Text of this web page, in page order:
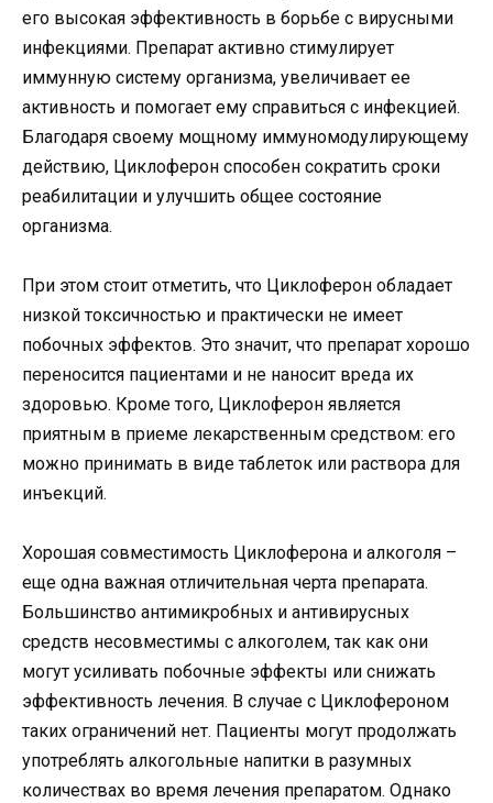
его высокая эффективность в борьбе с вирусными
инфекциями. Препарат активно стимулирует
иммунную систему организма, увеличивает ее
активность и помогает ему справиться с инфекцией.
Благодаря своему мощному иммуномодулирующему
действию, Циклоферон способен сократить сроки
реабилитации и улучшить общее состояние
организма.
При этом стоит отметить, что Циклоферон обладает
низкой токсичностью и практически не имеет
побочных эффектов. Это значит, что препарат хорошо
переносится пациентами и не наносит вреда их
здоровью. Кроме того, Циклоферон является
приятным в приеме лекарственным средством: его
можно принимать в виде таблеток или раствора для
инъекций.
Хорошая совместимость Циклоферона и алкоголя –
еще одна важная отличительная черта препарата.
Большинство антимикробных и антивирусных
средств несовместимы с алкоголем, так как они
могут усиливать побочные эффекты или снижать
эффективность лечения. В случае с Циклофероном
таких ограничений нет. Пациенты могут продолжать
употреблять алкогольные напитки в разумных
количествах во время лечения препаратом. Однако